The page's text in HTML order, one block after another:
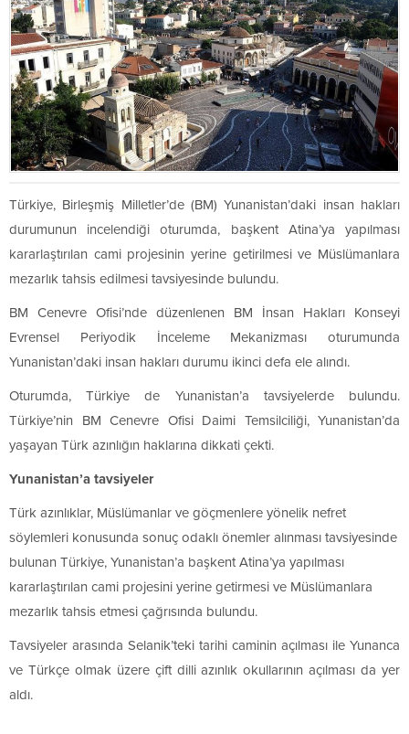
Türkiye, Birleşmiş Milletler’de (BM) Yunanistan’daki insan hakları
durumunun incelendiği oturumda, başkent Atina’ya yapılması
kararlaştırılan cami projesinin yerine getirilmesi ve Müslümanlara
mezarlık tahsis edilmesi tavsiyesinde bulundu.
BM Cenevre Ofisi’nde düzenlenen BM İnsan Hakları Konseyi
Evrensel Periyodik İnceleme Mekanizması oturumunda
Yunanistan’daki insan hakları durumu ikinci defa ele alındı.
Oturumda, Türkiye de Yunanistan’a tavsiyelerde bulundu.
Türkiye’nin BM Cenevre Ofisi Daimi Temsilciliği, Yunanistan’da
yaşayan Türk azınlığın haklarına dikkati çekti.
Yunanistan’a tavsiyeler
Türk azınlıklar, Müslümanlar ve göçmenlere yönelik nefret
söylemleri konusunda sonuç odaklı önemler alınması tavsiyesinde
bulunan Türkiye, Yunanistan’a başkent Atina’ya yapılması
kararlaştırılan cami projesini yerine getirmesi ve Müslümanlara
mezarlık tahsis etmesi çağrısında bulundu.
Tavsiyeler arasında Selanik’teki tarihi caminin açılması ile Yunanca
ve Türkçe olmak üzere çift dilli azınlık okullarının açılması da yer
aldı.